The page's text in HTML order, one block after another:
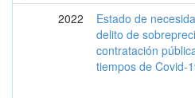
2022
Estado de
delito de
contratación
tiempos de Covid-